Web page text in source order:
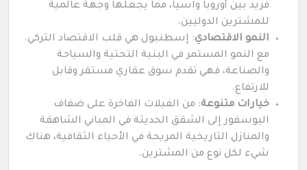
فريد بين أوروبا وآسيا، مما يجعلها وجهة عالمية
للمشترين الدوليين.
النمو الاقتصادي: إسطنبول هي قلب الاقتصاد التركي.
مع النمو المستمر في البنية التحتية والسياحة
والصناعة، فهي تقدم سوق عقاري مستقر وقابل
للارتفاع.
خيارات متنوعة: من الفيلات الفاخرة على ضفاف
البوسفور إلى الشقق الحديثة في المباني الشاهقة
والمنازل التاريخية المريحة في الأحياء الثقافية، هناك
شيء لكل نوع من المشترين.